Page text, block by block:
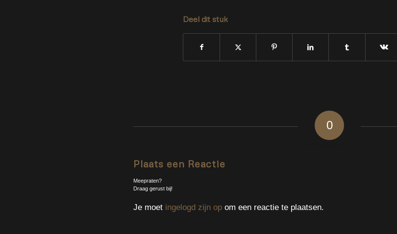
Deel dit stuk
0
Plaats een Reactie
Meepraten?
Draag gerust bij!
Je moet ingelogd zijn op om een reactie te plaatsen.